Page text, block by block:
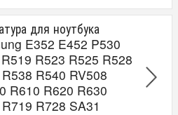
для ноутбука
E352 E452 P530
R523 R525 R528
R540 RV508
R610 R620 R630
R728 SA31